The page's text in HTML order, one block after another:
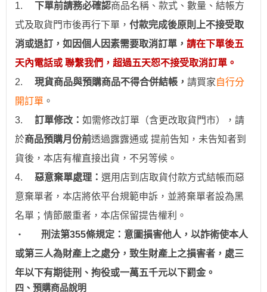
1.
下單前請務必確認商品名稱、款式、數量、結帳方
式及取貨門市後再行下單， 付款完成後原則上不接受取
消或退訂，如因個人因素需要取消訂單， 請在下單後五
天內電話或 聯繫我們，超過五天恕不接受取消訂單。
2.
現貨商品與預購商品不得合併結帳 ， 請買家自行分
開訂單 。
3.
訂單修改： 如需修改訂單（含更改取貨門市），請
於商品預購月份前透過露露通或 提前告知，未告知者到
貨後，本店有權直接出貨，不另等候。
4.
惡意棄單處理： 選用 店到店取貨付款方式結帳而惡
意棄單者，本店將依平台規範申訴，並將棄單者設為黑
名單；情節嚴重者， 本店保留提告權利 。
‧
刑法第355條規定：意圖損害他人，以詐術使本人
或第三人為財產上之處分，致生財產上之損害者，處三
年以下有期徒刑、拘役或一萬五千元以下罰金。
四、預購商品說明